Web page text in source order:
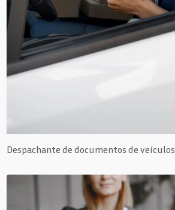
Despachante de documentos de veículos